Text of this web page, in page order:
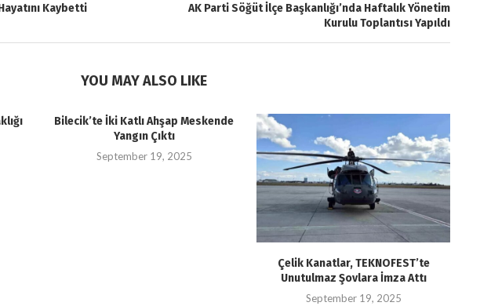
Kaybetti
AK Parti Söğüt İlçe Başkanlığı’nda Haftalık Yönetim
Kurulu Toplantısı Yapıldı
YOU MAY ALSO LIKE
Bilecik’te İki Katlı Ahşap Meskende
Yangın Çıktı
September 19, 2025
Çelik Kanatlar, TEKNOFEST’te
Unutulmaz Şovlara İmza Attı
September 19, 2025